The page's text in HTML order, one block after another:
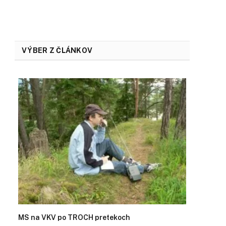
VÝBER Z ČLÁNKOV
MS na VKV po TROCH pretekoch